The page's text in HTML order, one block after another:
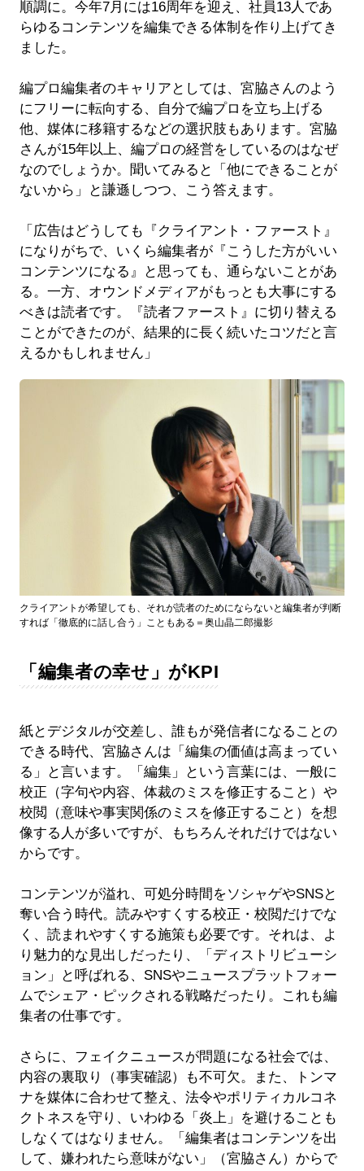
順調に。今年7月には16周年を迎え、社員13人であ
らゆるコンテンツを編集できる体制を作り上げてき
ました。
編プロ編集者のキャリアとしては、宮脇さんのよう
にフリーに転向する、自分で編プロを立ち上げる
他、媒体に移籍するなどの選択肢もあります。宮脇
さんが15年以上、編プロの経営をしているのはなぜ
なのでしょうか。聞いてみると「他にできることが
ないから」と謙遜しつつ、こう答えます。
「広告はどうしても『クライアント・ファースト』
になりがちで、いくら編集者が『こうした方がいい
コンテンツになる』と思っても、通らないことがあ
る。一方、オウンドメディアがもっとも大事にする
べきは読者です。『読者ファースト』に切り替える
ことができたのが、結果的に長く続いたコツだと言
えるかもしれません」
クライアントが希望しても、それが読者のためにならないと編集者が判断
すれば「徹底的に話し合う」こともある＝奥山晶二郎撮影
「編集者の幸せ」がKPI
紙とデジタルが交差し、誰もが発信者になることの
できる時代、宮脇さんは「編集の価値は高まってい
る」と言います。「編集」という言葉には、一般に
校正（字句や内容、体裁のミスを修正すること）や
校閲（意味や事実関係のミスを修正すること）を想
像する人が多いですが、もちろんそれだけではない
からです。
コンテンツが溢れ、可処分時間をソシャゲやSNSと
奪い合う時代。読みやすくする校正・校閲だけでな
く、読まれやすくする施策も必要です。それは、よ
り魅力的な見出しだったり、「ディストリビューシ
ョン」と呼ばれる、SNSやニュースプラットフォー
ムでシェア・ピックされる戦略だったり。これも編
集者の仕事です。
さらに、フェイクニュースが問題になる社会では、
内容の裏取り（事実確認）も不可欠。また、トンマ
ナを媒体に合わせて整え、法令やポリティカルコネ
クトネスを守り、いわゆる「炎上」を避けることも
しなくてはなりません。「編集者はコンテンツを出
して、嫌われたら意味がない」（宮脇さん）からで